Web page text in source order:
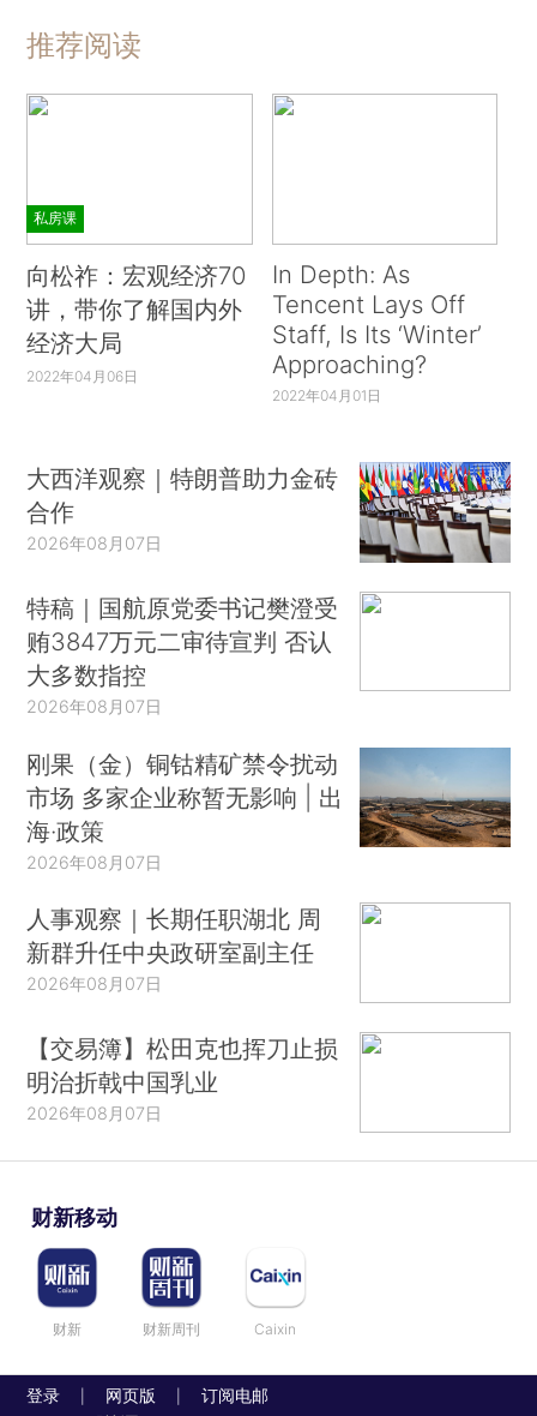
推荐阅读
私房课
向松祚：宏观经济70
讲，带你了解国内外
经济大局
2022年04月06日
In Depth: As
Tencent Lays Off
Staff, Is Its ‘Winter’
Approaching?
2022年04月01日
大西洋观察｜特朗普助力金砖
合作
2026年08月07日
特稿｜国航原党委书记樊澄受
贿3847万元二审待宣判 否认
大多数指控
2026年08月07日
刚果（金）铜钴精矿禁令扰动
市场 多家企业称暂无影响 | 出
海·政策
2026年08月07日
人事观察｜长期任职湖北 周
新群升任中央政研室副主任
2026年08月07日
【交易簿】松田克也挥刀止损
明治折戟中国乳业
2026年08月07日
财新移动
财新 财新周刊 Caixin
登录 网页版 订阅电邮